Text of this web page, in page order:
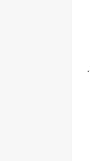
Samsung للتو النسخة المطورة من هاتفها الذكي الشهير Galaxy M31 ، على شكل Samsung Galaxy M31s.